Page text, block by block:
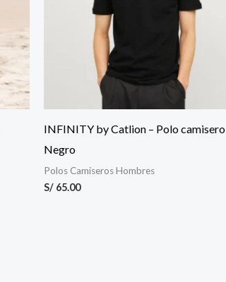
INFINITY by Catlion – Polo camisero
Negro
Polos Camiseros Hombres
S/ 65.00